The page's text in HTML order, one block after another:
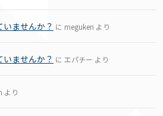
ませんか？ に meguken より
ませんか？ に エパチー より
より